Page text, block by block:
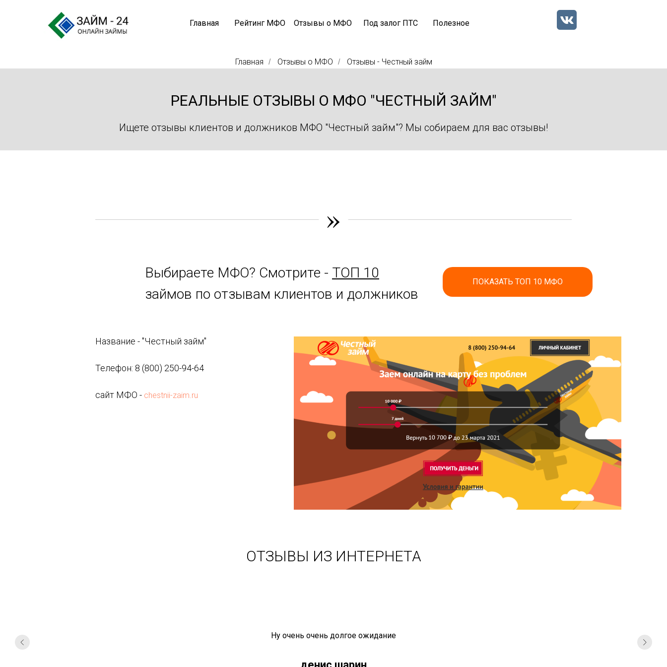
Полезное
Рейтинг МФО Отзывы о МФО Под залог ПТС
Главная
Главная / Отзывы о МФО / Отзывы - Честный займ
РЕАЛЬНЫЕ ОТЗЫВЫ О МФО "ЧЕСТНЫЙ ЗАЙМ"
Ищете отзывы клиентов и должников МФО "Честный займ"? Мы собираем для вас отзывы!
»
Выбираете МФО? Смотрите - ТОП 10
займов по отзывам клиентов и должников
ПОКАЗАТЬ ТОП 10 МФО
Название - "Честный займ"
Телефон: 8 (800) 250-94-64
сайт МФО - chestnii-zaim.ru
ОТЗЫВЫ ИЗ ИНТЕРНЕТА
Ну очень очень долгое ожидание